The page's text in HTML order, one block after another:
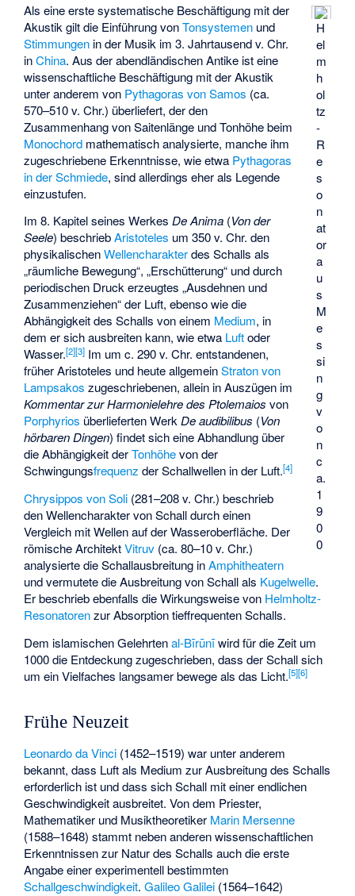
H
el
m
h
ol
tz
-
R
e
s
o
n
at
or
a
u
s
M
e
s
si
n
g
v
o
n
c
a.
1
9
0
0
Als eine erste systematische Beschäftigung mit der
Akustik gilt die Einführung vonTonsystemen und
Stimmungen in der Musik im 3. Jahrtausend v. Chr.
inChina. Aus der abendländischen Antike ist eine
wissenschaftliche Beschäftigung mit der Akustik
unter anderem von Pythagoras von Samos (ca.
570–510 v. Chr.) überliefert, der den
Zusammenhang von Saitenlänge und Tonhöhe beim
Monochord mathematisch analysierte, manche ihm
zugeschriebene Erkenntnisse, wie etwa Pythagoras
in der Schmiede, sind allerdings eher als Legende
einzustufen.
Im 8. Kapitel seines WerkesDe Anima (Von der
Seele) beschriebAristoteles um 350 v. Chr. den
physikalischenWellencharakterdes Schalls als
„räumliche Bewegung“, „Erschütterung“ und durch
periodischen Druck erzeugtes „Ausdehnen und
Zusammenziehen“ der Luft, ebenso wie die
Abhängigkeit des Schalls von einem Medium, in
dem er sich ausbreiten kann, wie etwa Luftoder
Wasser.[2][3] Im um c. 290 v. Chr. entstandenen,
früher Aristoteles und heute allgemeinStraton von
Lampsakos zugeschriebenen, allein in Auszügen im
Kommentar zur Harmonielehre des Ptolemaios von
Porphyrios überlieferten WerkDe audibilibus (Von
hörbaren Dingen) findet sich eine Abhandlung über
die Abhängigkeit derTonhöhevon der
Schwingungsfrequenz der Schallwellen in der Luft.[4]
Chrysippos von Soli (281–208 v. Chr.) beschrieb
den Wellencharakter von Schall durch einen
Vergleich mit Wellen auf der Wasseroberfläche. Der
römische ArchitektVitruv (ca. 80–10 v. Chr.)
analysierte die Schallausbreitung inAmphitheatern
und vermutete die Ausbreitung von Schall als Kugelwelle.
Er beschrieb ebenfalls die Wirkungsweise von Helmholtz-
Resonatorenzur Absorption tieffrequenten Schalls.
Dem islamischen Gelehrtenal-Bīrūnīwird für die Zeit um
1000 die Entdeckung zugeschrieben, dass der Schall sich
um ein Vielfaches langsamer bewege als das Licht.[5][6]
Frühe Neuzeit
Leonardo da Vinci (1452–1519) war unter anderem
bekannt, dass Luft als Medium zur Ausbreitung des Schalls
erforderlich ist und dass sich Schall mit einer endlichen
Geschwindigkeit ausbreitet. Von dem Priester,
Mathematiker und Musiktheoretiker Marin Mersenne
(1588–1648) stammt neben anderen wissenschaftlichen
Erkenntnissen zur Natur des Schalls auch die erste
Angabe einer experimentell bestimmten
Schallgeschwindigkeit.Galileo Galilei (1564–1642)